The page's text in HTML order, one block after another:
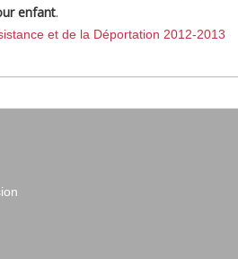
enfant.
et de la Déportation 2012-2013